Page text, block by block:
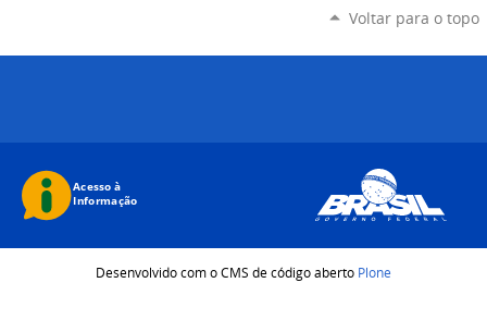
Voltar para o topo
Desenvolvido com o CMS de código aberto Plone